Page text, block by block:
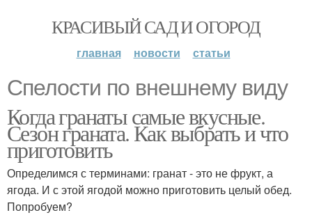
КРАСИВЫЙ САД И ОГОРОД
главная новости статьи
Спелости по внешнему виду
Когда гранаты самые вкусные.
Сезон граната. Как выбрать и что
приготовить
Определимся с терминами: гранат - это не фрукт, а
ягода. И с этой ягодой можно приготовить целый обед.
Попробуем?